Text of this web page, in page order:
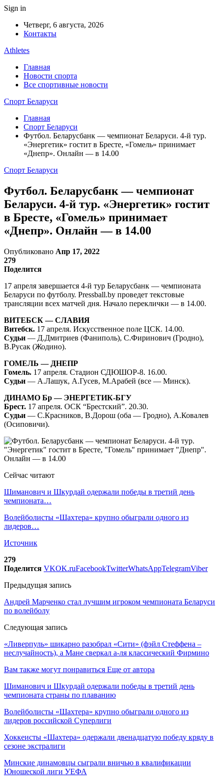
Sign in
Четверг, 6 августа, 2026
Контакты
Athletes
Главная
Новости спорта
Все спортивные новости
Спорт Беларуси
Главная
Спорт Беларуси
Футбол. Беларусбанк — чемпионат Беларуси. 4-й тур.
«Энергетик» гостит в Бресте, «Гомель» принимает
«Днепр». Онлайн — в 14.00
Спорт Беларуси
Футбол. Беларусбанк — чемпионат
Беларуси. 4-й тур. «Энергетик» гостит
в Бресте, «Гомель» принимает
«Днепр». Онлайн — в 14.00
Опубликовано Апр 17, 2022
279
Поделится
17 апреля завершается 4-й тур Беларусбанк — чемпионата
Беларуси по футболу. Pressball.by проведет текстовые
трансляции всех матчей дня. Начало переклички — в 14.00.
ВИТЕБСК — СЛАВИЯ
Витебск. 17 апреля. Искусственное поле ЦСК. 14.00.
Судьи — Д.Дмитриев (Фаниполь), С.Фиринович (Гродно),
В.Русак (Жодино).
ГОМЕЛЬ — ДНЕПР
Гомель. 17 апреля. Стадион СДЮШОР-8. 16.00.
Судьи — А.Лашук, А.Гусев, М.Арабей (все — Минск).
ДИНАМО Бр — ЭНЕРГЕТИК-БГУ
Брест. 17 апреля. ОСК “Брестский”. 20.30.
Судьи — С.Красников, В.Дорош (оба — Гродно), А.Ковалев
(Осиповичи).
Сейчас читают
Шиманович и Шкурдай одержали победы в третий день
чемпионата…
Волейболисты «Шахтера» крупно обыграли одного из
лидеров…
Источник
279
Поделится VKOK.ruFacebookTwitterWhatsAppTelegramViber
Предыдущая запись
Андрей Марченко стал лучшим игроком чемпионата Беларуси
по волейболу
Следующая запись
«Ливерпуль» шикарно разобрал «Сити» (фэйл Стеффена –
неслучайность), а Мане сверкал а-ля классический Фирмино
Вам также могут понравиться Еще от автора
Шиманович и Шкурдай одержали победы в третий день
чемпионата страны по плаванию
Волейболисты «Шахтера» крупно обыграли одного из
лидеров российской Суперлиги
Хоккеисты «Шахтера» одержали двенадцатую победу кряду в
сезоне экстралиги
Минские динамовцы сыграли вничью в квалификации
Юношеской лиги УЕФА